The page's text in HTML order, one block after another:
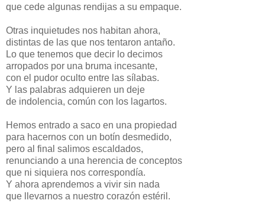
que cede algunas rendijas a su empaque.
Otras inquietudes nos habitan ahora,
distintas de las que nos tentaron antaño.
Lo que tenemos que decir lo decimos
arropados por una bruma incesante,
con el pudor oculto entre las sílabas.
Y las palabras adquieren un deje
de indolencia, común con los lagartos.
Hemos entrado a saco en una propiedad
para hacernos con un botín desmedido,
pero al final salimos escaldados,
renunciando a una herencia de conceptos
que ni siquiera nos correspondía.
Y ahora aprendemos a vivir sin nada
que llevarnos a nuestro corazón estéril.